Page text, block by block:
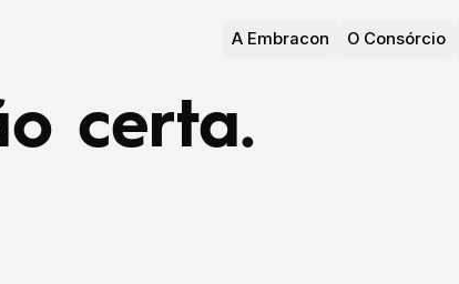
A Embracon O Consórcio
certa.